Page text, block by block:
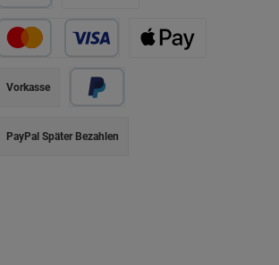
Vorkasse
PayPal Später Bezahlen